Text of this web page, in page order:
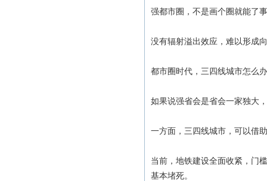
强都市圈，不是画个圈就能了
没有辐射溢出效应，难以形成
都市圈时代，三四线城市怎么
如果说强省会是省会一家独大
一方面，三四线城市，可以借
当前，地铁建设全面收紧，门
基本堵死。